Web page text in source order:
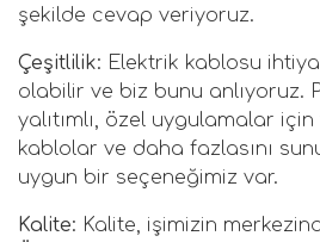
şekilde cevap veriyoruz.
Çeşitlilik: Elektrik kablosu
olabilir ve biz bunu anlıyoruz.
yalıtımlı, özel uygulamalar
kablolar ve daha fazlasını
uygun bir seçeneğimiz var.
Kalite: Kalite, işimizin